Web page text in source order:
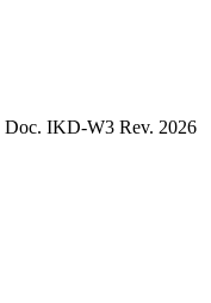
Doc. IKD-W3 Rev. 2026